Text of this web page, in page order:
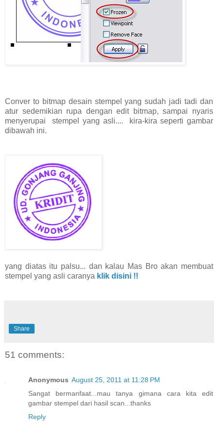
Conver to bitmap desain stempel yang sudah jadi tadi dan
atur sedemikian rupa dengan edit bitmap, sampai nyaris
menyerupai stempel yang asli.... kira-kira seperti gambar
dibawah ini.
yang diatas itu palsu... dan kalau Mas Bro akan membuat
stempel yang asli caranya klik disini !!
Share
51 comments:
Anonymous August 25, 2011 at 11:28 PM
Sangat bermanfaat...mau tanya gimana cara kita edit
gambar stempel dari hasil scan...thanks
Reply